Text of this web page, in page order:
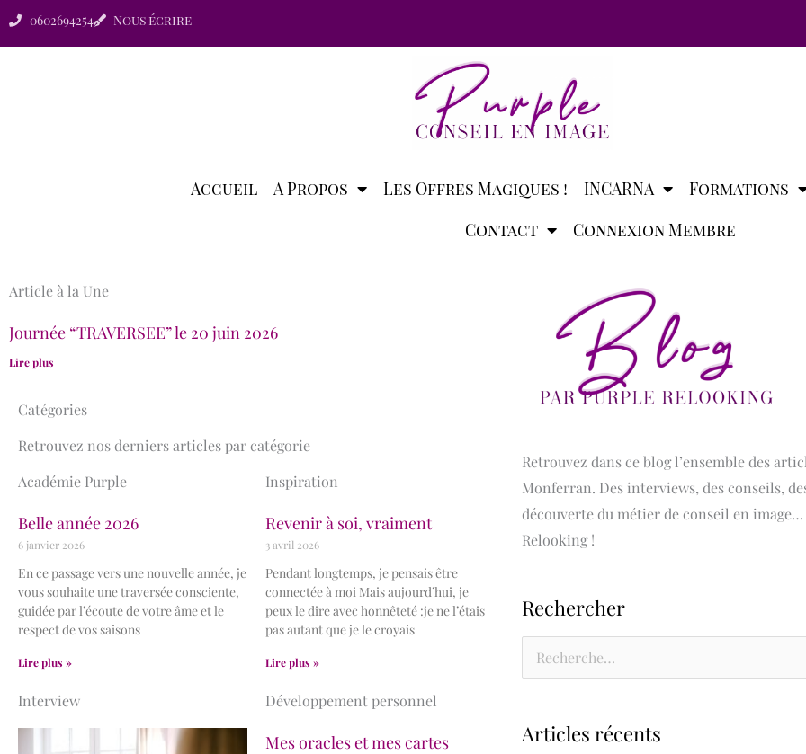
Aller 0602694254 Nous écrire
Accueil A Propos Les Offres Magiques ! INCARNA Formations
Contact
Connexion Membre
Article à la Une
Journée “TRAVERSEE” le 20 juin 2026
Lire plus
Catégories
Retrouvez nos derniers articles par catégorie
Académie Purple
Belle année 2026
6 janvier 2026
En ce passage vers une nouvelle année, je
vous souhaite une traversée consciente,
guidée par l’écoute de votre âme et le
respect de vos saisons
Lire plus »
Inspiration
Revenir à soi, vraiment
3 avril 2026
Pendant longtemps, je pensais être
connectée à moi Mais aujourd’hui, je
peux le dire avec honnêteté :je ne l’étais
pas autant que je le croyais
Lire plus »
Interview Développement personnel
Mes oracles et mes cartes
Retrouvez dans ce blog l’ensemble des
Monferran. Des interviews, des conseils,
découverte du métier de conseil en
Relooking !
Rechercher
Rechercher :
Articles récents